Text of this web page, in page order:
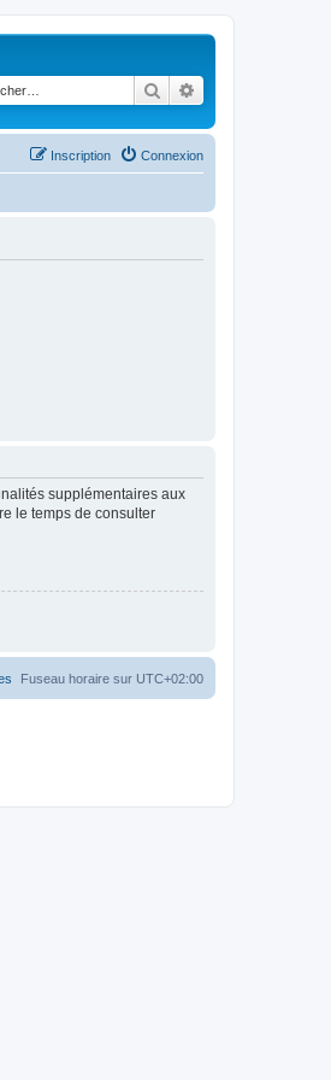
Rechercher
Connexion
Inscription
supplémentaires aux
le temps de consulter
Fuseau horaire sur UTC+02:00